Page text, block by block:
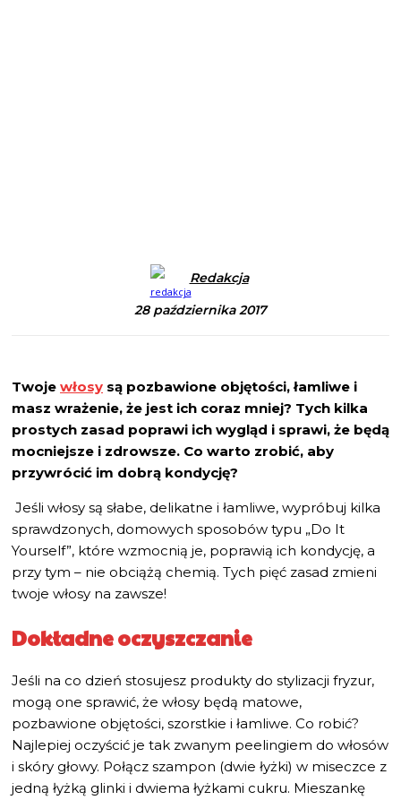
Redakcja
28 października 2017
Twoje włosy są pozbawione objętości, łamliwe i
masz wrażenie, że jest ich coraz mniej? Tych kilka
prostych zasad poprawi ich wygląd i sprawi, że będą
mocniejsze i zdrowsze. Co warto zrobić, aby
przywrócić im dobrą kondycję?
Jeśli włosy są słabe, delikatne i łamliwe, wypróbuj kilka
sprawdzonych, domowych sposobów typu „Do It
Yourself”, które wzmocnią je, poprawią ich kondycję, a
przy tym – nie obciążą chemią. Tych pięć zasad zmieni
twoje włosy na zawsze!
Dokładne oczyszczanie
Jeśli na co dzień stosujesz produkty do stylizacji fryzur,
mogą one sprawić, że włosy będą matowe,
pozbawione objętości, szorstkie i łamliwe. Co robić?
Najlepiej oczyścić je tak zwanym peelingiem do włosów
i skóry głowy. Połącz szampon (dwie łyżki) w miseczce z
jedną łyżką glinki i dwiema łyżkami cukru. Mieszankę